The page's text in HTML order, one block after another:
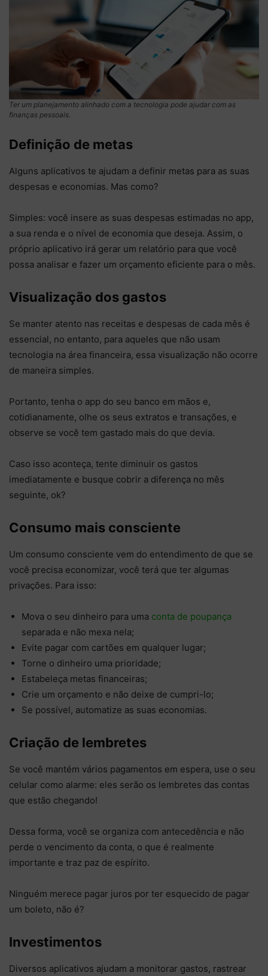
Ter um planejamento alinhado com a tecnologia pode ajudar com as
finanças pessoais.
Definição de metas
Alguns aplicativos te ajudam a definir metas para as suas
despesas e economias. Mas como?
Simples: você insere as suas despesas estimadas no app,
a sua renda e o nível de economia que deseja. Assim, o
próprio aplicativo irá gerar um relatório para que você
possa analisar e fazer um orçamento eficiente para o mês.
Visualização dos gastos
Se manter atento nas receitas e despesas de cada mês é
essencial, no entanto, para aqueles que não usam
tecnologia na área financeira, essa visualização não ocorre
de maneira simples.
Portanto, tenha o app do seu banco em mãos e,
cotidianamente, olhe os seus extratos e transações, e
observe se você tem gastado mais do que devia.
Caso isso aconteça, tente diminuir os gastos
imediatamente e busque cobrir a diferença no mês
seguinte, ok?
Consumo mais consciente
Um consumo consciente vem do entendimento de que se
você precisa economizar, você terá que ter algumas
privações. Para isso:
Mova o seu dinheiro para uma conta de poupança
separada e não mexa nela;
Evite pagar com cartões em qualquer lugar;
Torne o dinheiro uma prioridade;
Estabeleça metas financeiras;
Crie um orçamento e não deixe de cumpri-lo;
Se possível, automatize as suas economias.
Criação de lembretes
Se você mantém vários pagamentos em espera, use o seu
celular como alarme: eles serão os lembretes das contas
que estão chegando!
Dessa forma, você se organiza com antecedência e não
perde o vencimento da conta, o que é realmente
importante e traz paz de espírito.
Ninguém merece pagar juros por ter esquecido de pagar
um boleto, não é?
Investimentos
Diversos aplicativos ajudam a monitorar gastos, rastrear